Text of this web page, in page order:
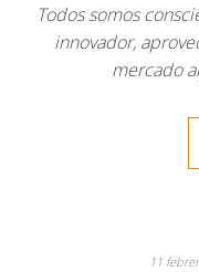
Todos somos
innovador,
mercado
11